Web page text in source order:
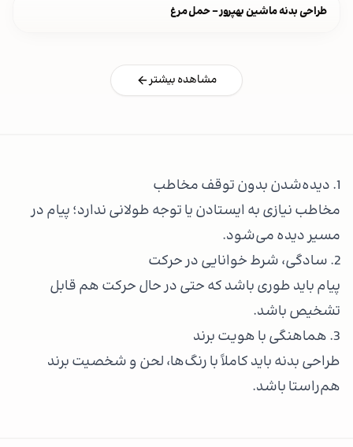
طراحی بدنه ماشین بهپرور - حمل مرغ
مشاهده بیشتر
1. دیده‌شدن بدون توقف مخاطب
مخاطب نیازی به ایستادن یا توجه طولانی ندارد؛ پیام در
مسیر دیده می‌شود.
2. سادگی، شرط خوانایی در حرکت
پیام باید طوری باشد که حتی در حال حرکت هم قابل
تشخیص باشد.
3. هماهنگی با هویت برند
طراحی بدنه باید کاملاً با رنگ‌ها، لحن و شخصیت برند
هم‌راستا باشد.